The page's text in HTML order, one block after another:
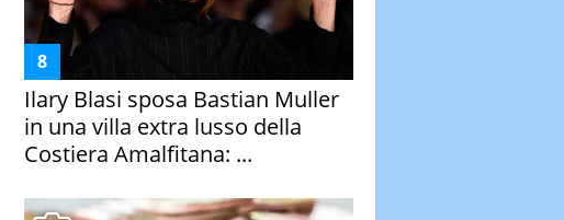
Ilary Blasi sposa Bastian Muller
in una villa extra lusso della
Costiera Amalfitana: ...